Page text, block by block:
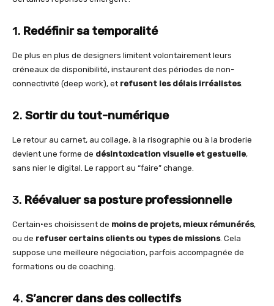
1. Redéfinir sa temporalité
De plus en plus de designers limitent volontairement leurs
créneaux de disponibilité, instaurent des périodes de non-
connectivité (deep work), et refusent les délais irréalistes.
2. Sortir du tout-numérique
Le retour au carnet, au collage, à la risographie ou à la broderie
devient une forme de désintoxication visuelle et gestuelle,
sans nier le digital. Le rapport au “faire” change.
3. Réévaluer sa posture professionnelle
Certain·es choisissent de moins de projets, mieux rémunérés,
ou de refuser certains clients ou types de missions. Cela
suppose une meilleure négociation, parfois accompagnée de
formations ou de coaching.
4. S’ancrer dans des collectifs